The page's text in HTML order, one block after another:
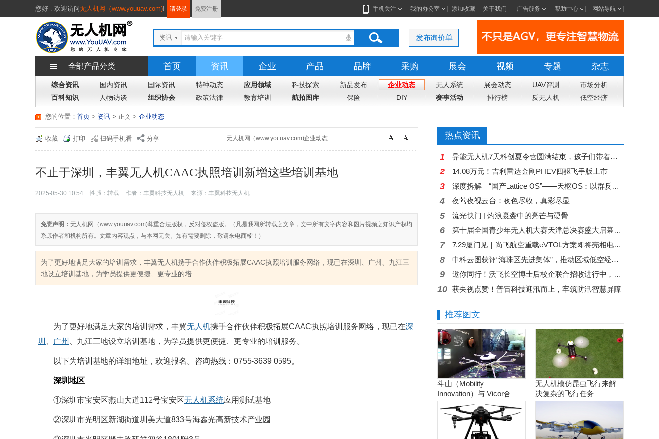
您好， 欢迎访问无人机网（www.youuav.com)! 请登录 免费注册 手机关注 我的办公室 添加收藏 关于我们 广告服务 帮助中心 网站导航
资讯 发布询价单
全部产品分类 首页 资讯 企业 产品 品牌 采购 展会 视频 专题 杂志
综合资讯 国内资讯 国际资讯 特种动态 应用领域 科技探索 新品发布 企业动态 无人系统 展会动态 UAV评测
市场分析
百科知识
人物访谈 组织协会 政策法律 教育培训 航拍图库 保险 DIY 赛事活动 排行榜 反无人机 低空经济
您的位置： 首页 > 资讯 > 企业动态
> 正文
收藏 打印 扫码手机看 分享 无人机网（www.youuav.com)企业动态
不止于深圳，丰翼无人机CAAC执照培训新增这些培训基地
2025-05-30 10:54 性质：转载 作者：丰翼科技无人机 来源：丰翼科技无人机
免责声明： 无人机网（www.youuav.com)尊重合法版权，反对侵权盗版。（凡是我网所转载之文章，文中所有文字内容和图片视频之知识产权均
系原作者和机构所有。文章内容观点，与本网无关。如有需要删除，敬请来电商榷！）
为了更好地满足大家的培训需求，丰翼无人机携手合作伙伴积极拓展CAAC执照培训服务网络，现已在深圳、广州、九江三
地设立培训基地，为学员提供更便捷、更专业的培...
为了更好地满足大家的培训需求，丰翼无人机携手合作伙伴积极拓展CAAC执照培训服务网络，现已在深
圳
广州 、九江三地设立培训基地，为学员提供更便捷、更专业的培训服务。
以下为培训基地的详细地址，欢迎报名。 咨询热线：0755-3639 0595。
深圳地区
①深圳市宝安区燕山大道112号宝安区无人机系统应用测试基地
②深圳市光明区新湖街道圳美大道833号海鑫光高新技术产业园
热点资讯
1 异能无人机7天科创夏令营圆满结束，孩子们带着科技梦想和成长收获返程
2 14.08万元！吉利雷达金刚PHEV四驱飞手版上市
3 深度拆解｜“国产Lattice OS”——天枢OS：以群反群，构建中国自主低空反无人机蜂群作战体系
4 夜莺夜视云台：夜色尽收，真彩尽显
5 流光快门 | 灼浪裹袭中的亮芒与硬骨
6 第十届全国青少年无人机大赛天津总决赛盛大启幕，高巨创新五大核心赛项赋能科创舞台
7 7.29厦门见｜尚飞航空重载eVTOL方案即将亮相电力智能新型施工装备展
8 中科云图获评“海珠区先进集体”，推动区域低空经济从示范走向常态
9 邀你同行！沃飞长空博士后校企联合招收进行中，共筑低空人才高地
10 获央视点赞！普宙科技迎汛而上，牢筑防汛智慧屏障
推荐图文
斗山（Mobility
Innovation）与 Vicor合
作。实现商用氢燃料电池
无人机
无人机模仿昆虫飞行来解
决复杂的飞行任务